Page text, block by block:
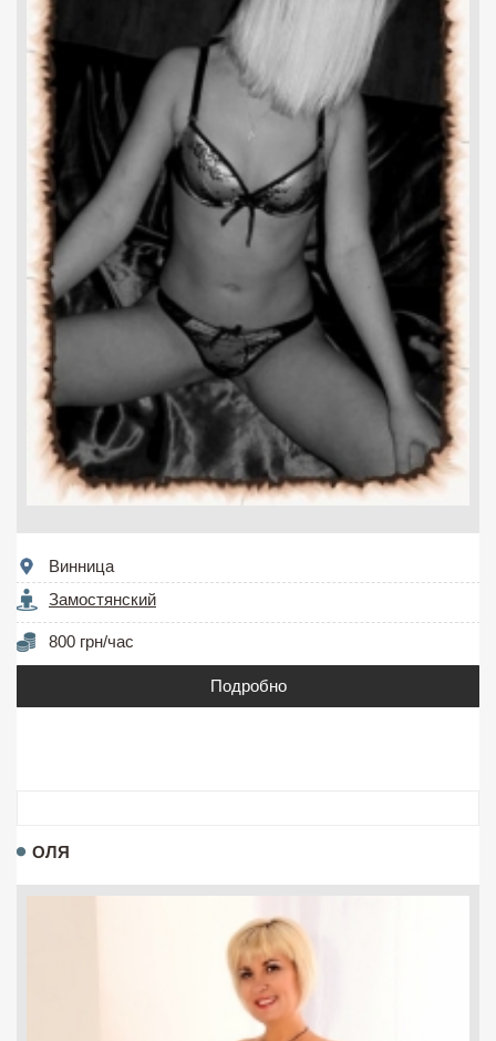
Винница
Замостянский
800 грн/час
Подробно
ОЛЯ